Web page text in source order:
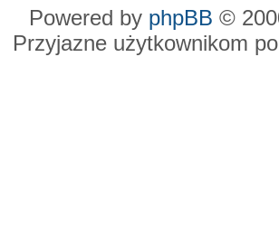
Powered by phpBB ©
Przyjazne użytkownikom